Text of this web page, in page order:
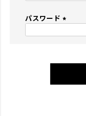
パスワード
)